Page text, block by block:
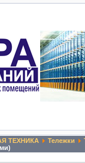
ТЕХНИКА Тележки